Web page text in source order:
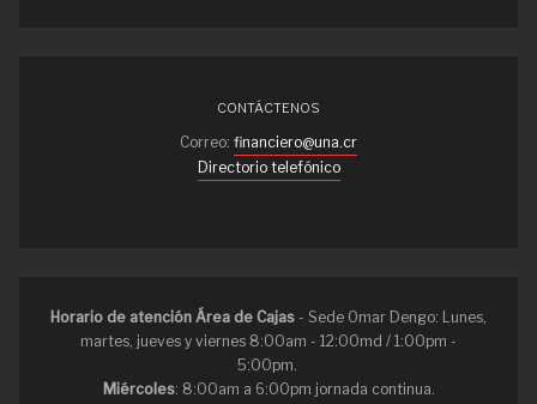
CONTÁCTENOS
Correo: financiero@una.cr
Directorio telefónico
Horario de atención Área de Cajas - Sede Omar Dengo: Lunes,
martes, jueves y viernes 8:00am - 12:00md / 1:00pm -
5:00pm.
Miércoles: 8:00am a 6:00pm jornada continua.